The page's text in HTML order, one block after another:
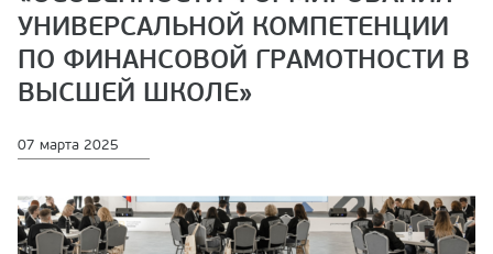
УНИВЕРСАЛЬНОЙ КОМПЕТЕНЦИИ
ПО ФИНАНСОВОЙ ГРАМОТНОСТИ В
ВЫСШЕЙ ШКОЛЕ»
07 марта 2025